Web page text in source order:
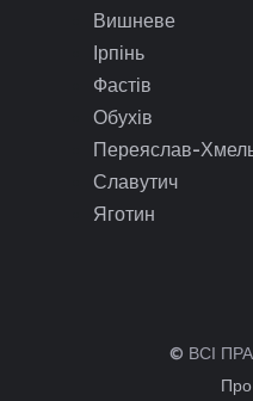
Вишневе
Ірпінь
Фастів
Обухів
Переяслав-
Славутич
Яготин
© ВСІ